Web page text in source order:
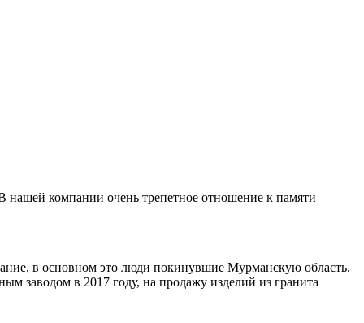
компании очень трепетное отношение к памяти
в основном это люди покинувшие Мурманскую область.
заводом в 2017 году, на продажу изделий из гранита